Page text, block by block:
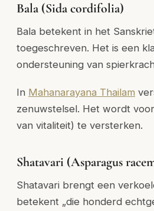
Bala (Sida cordifolia)
Bala betekent in het
toegeschreven. Het is een
ondersteuning van
In Mahanarayana Thailam
zenuwstelsel. Het wordt
van vitaliteit) te versterken.
Shatavari (Asparagus
Shatavari brengt een
betekent „die honderd